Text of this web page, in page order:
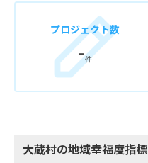
プロジェクト数
-件
大蔵村の地域幸福度指標